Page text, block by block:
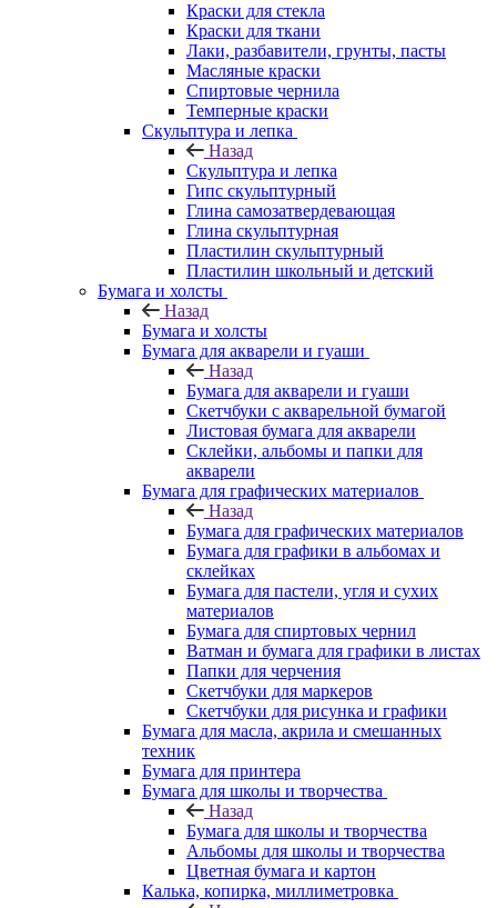
Краски для стекла
Краски для ткани
Лаки, разбавители, грунты, пасты
Масляные краски
Спиртовые чернила
Темперные краски
Скульптура и лепка
Назад
Скульптура и лепка
Гипс скульптурный
Глина самозатвердевающая
Глина скульптурная
Пластилин скульптурный
Пластилин школьный и детский
Бумага и холсты
Назад
Бумага и холсты
Бумага для акварели и гуаши
Назад
Бумага для акварели и гуаши
Скетчбуки с акварельной бумагой
Листовая бумага для акварели
Склейки, альбомы и папки для
акварели
Бумага для графических материалов
Назад
Бумага для графических материалов
Бумага для графики в альбомах и
склейках
Бумага для пастели, угля и сухих
материалов
Бумага для спиртовых чернил
Ватман и бумага для графики в листах
Папки для черчения
Скетчбуки для маркеров
Скетчбуки для рисунка и графики
Бумага для масла, акрила и смешанных
техник
Бумага для принтера
Бумага для школы и творчества
Назад
Бумага для школы и творчества
Альбомы для школы и творчества
Цветная бумага и картон
Калька, копирка, миллиметровка